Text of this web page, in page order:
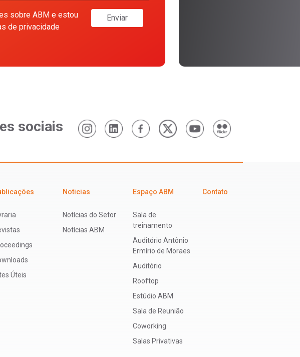
sobre ABM e estou
de privacidade
Enviar
sociais
Úteis
Noticias
Notícias do Setor
Notícias ABM
Espaço ABM
Sala de
treinamento
Auditório Antônio
Ermírio de Moraes
Auditório
Rooftop
Estúdio ABM
Sala de Reunião
Coworking
Salas Privativas
Contato